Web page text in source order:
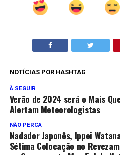
NOTÍCIAS POR HASHTAG
À SEGUIR
Verão de 2024 será o Mais
Alertam Meteorologistas
NÃO PERCA
Nadador Japonês, Ippei
Sétima Colocação no